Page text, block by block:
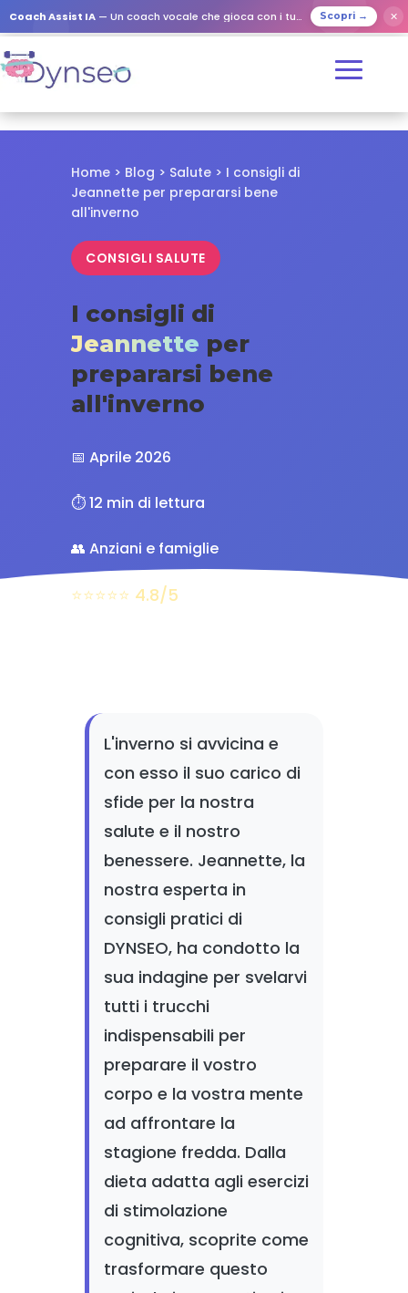
Coach Assist IA — Un coach vocale che gioca con i tuoi cari Scopri → ✕
Home > Blog > Salute > I consigli di
Jeannette per prepararsi bene
all'inverno
CONSIGLI SALUTE
I consigli di
Jeannette per
prepararsi bene
all'inverno
📅 Aprile 2026
⏱️ 12 min di lettura
👥 Anziani e famiglie
⭐⭐⭐⭐⭐ 4.8/5
L'inverno si avvicina e
con esso il suo carico di
sfide per la nostra
salute e il nostro
benessere. Jeannette, la
nostra esperta in
consigli pratici di
DYNSEO, ha condotto la
sua indagine per svelarvi
tutti i trucchi
indispensabili per
preparare il vostro
corpo e la vostra mente
ad affrontare la
stagione fredda. Dalla
dieta adatta agli esercizi
di stimolazione
cognitiva, scoprite come
trasformare questo